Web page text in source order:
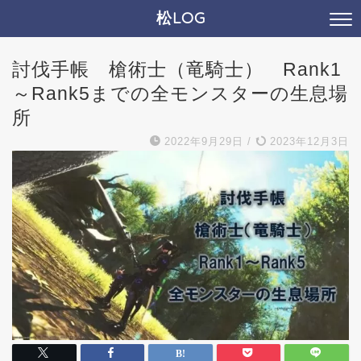
松LOG
討伐手帳 槍術士（竜騎士） Rank1
～Rank5までの全モンスターの生息場
所
2022年9月29日 / 2023年12月3日